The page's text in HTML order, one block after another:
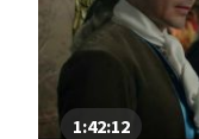
1:42:12